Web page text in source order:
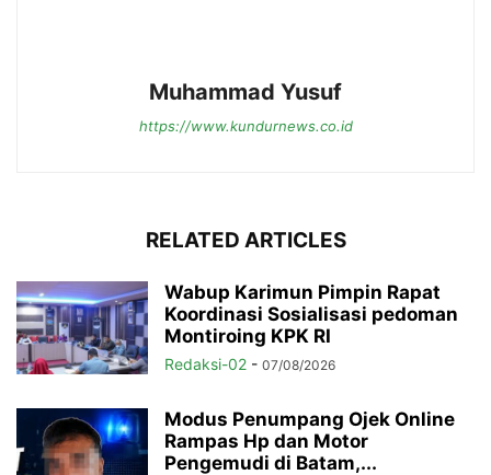
Muhammad Yusuf
https://www.kundurnews.co.id
RELATED ARTICLES
Wabup Karimun Pimpin Rapat
Koordinasi Sosialisasi pedoman
Montiroing KPK RI
Redaksi-02 - 07/08/2026
Modus Penumpang Ojek Online
Rampas Hp dan Motor
Pengemudi di Batam,...